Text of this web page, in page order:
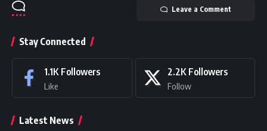
Leave a Comment
Stay Connected
1.1K Followers
Like
2.2K Followers
Follow
Latest News